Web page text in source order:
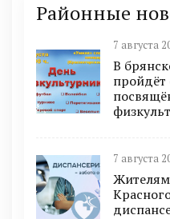
Районные
7 августа
В
7 августа